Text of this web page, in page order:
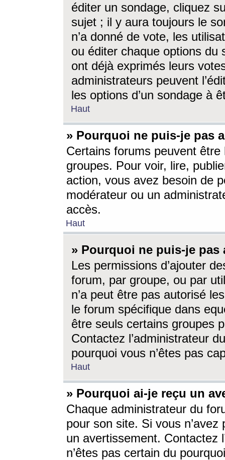
éditer un sondage, cliquez
sujet ; il y aura toujours le
n’a donné de vote, les
ou éditer chaque options du
ont déjà exprimés leurs
administrateurs peuvent
les options d’un sondage à
Haut
» Pourquoi ne puis-je pas
Certains forums peuvent être
groupes. Pour voir, lire,
action, vous avez besoin de
modérateur ou un
accès.
Haut
» Pourquoi ne puis-je
Les permissions d’ajouter
forum, par groupe, ou par
n’a peut être pas autorisé
le forum spécifique dans
être seuls certains groupes
Contactez l’administrateur
pourquoi vous n’êtes pas
Haut
» Pourquoi ai-je reçu un
Chaque administrateur du
pour son site. Si vous
un avertissement. Contactez
n’êtes pas certain du